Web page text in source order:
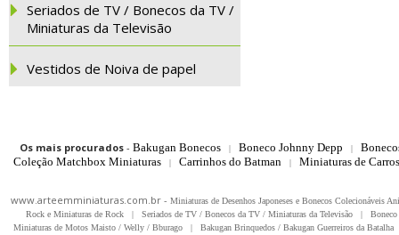
Seriados de TV / Bonecos da TV /
Miniaturas da Televisão
Vestidos de Noiva de papel
Os mais procurados- Bakugan Bonecos | Boneco Johnny Depp |
Coleção Matchbox Miniaturas
| Carrinhos do Batman | Miniaturas de
www.arteemminiaturas.com.br - Miniaturas de Desenhos Japoneses e Bonecos Colecionáveis
Rock e Miniaturas de Rock
| Seriados de TV / Bonecos da TV / Miniaturas da Televisão |
Miniaturas de Motos Maisto / Welly / Bburago
| Bakugan Brinquedos / Bakugan Guerreiros da Batalha